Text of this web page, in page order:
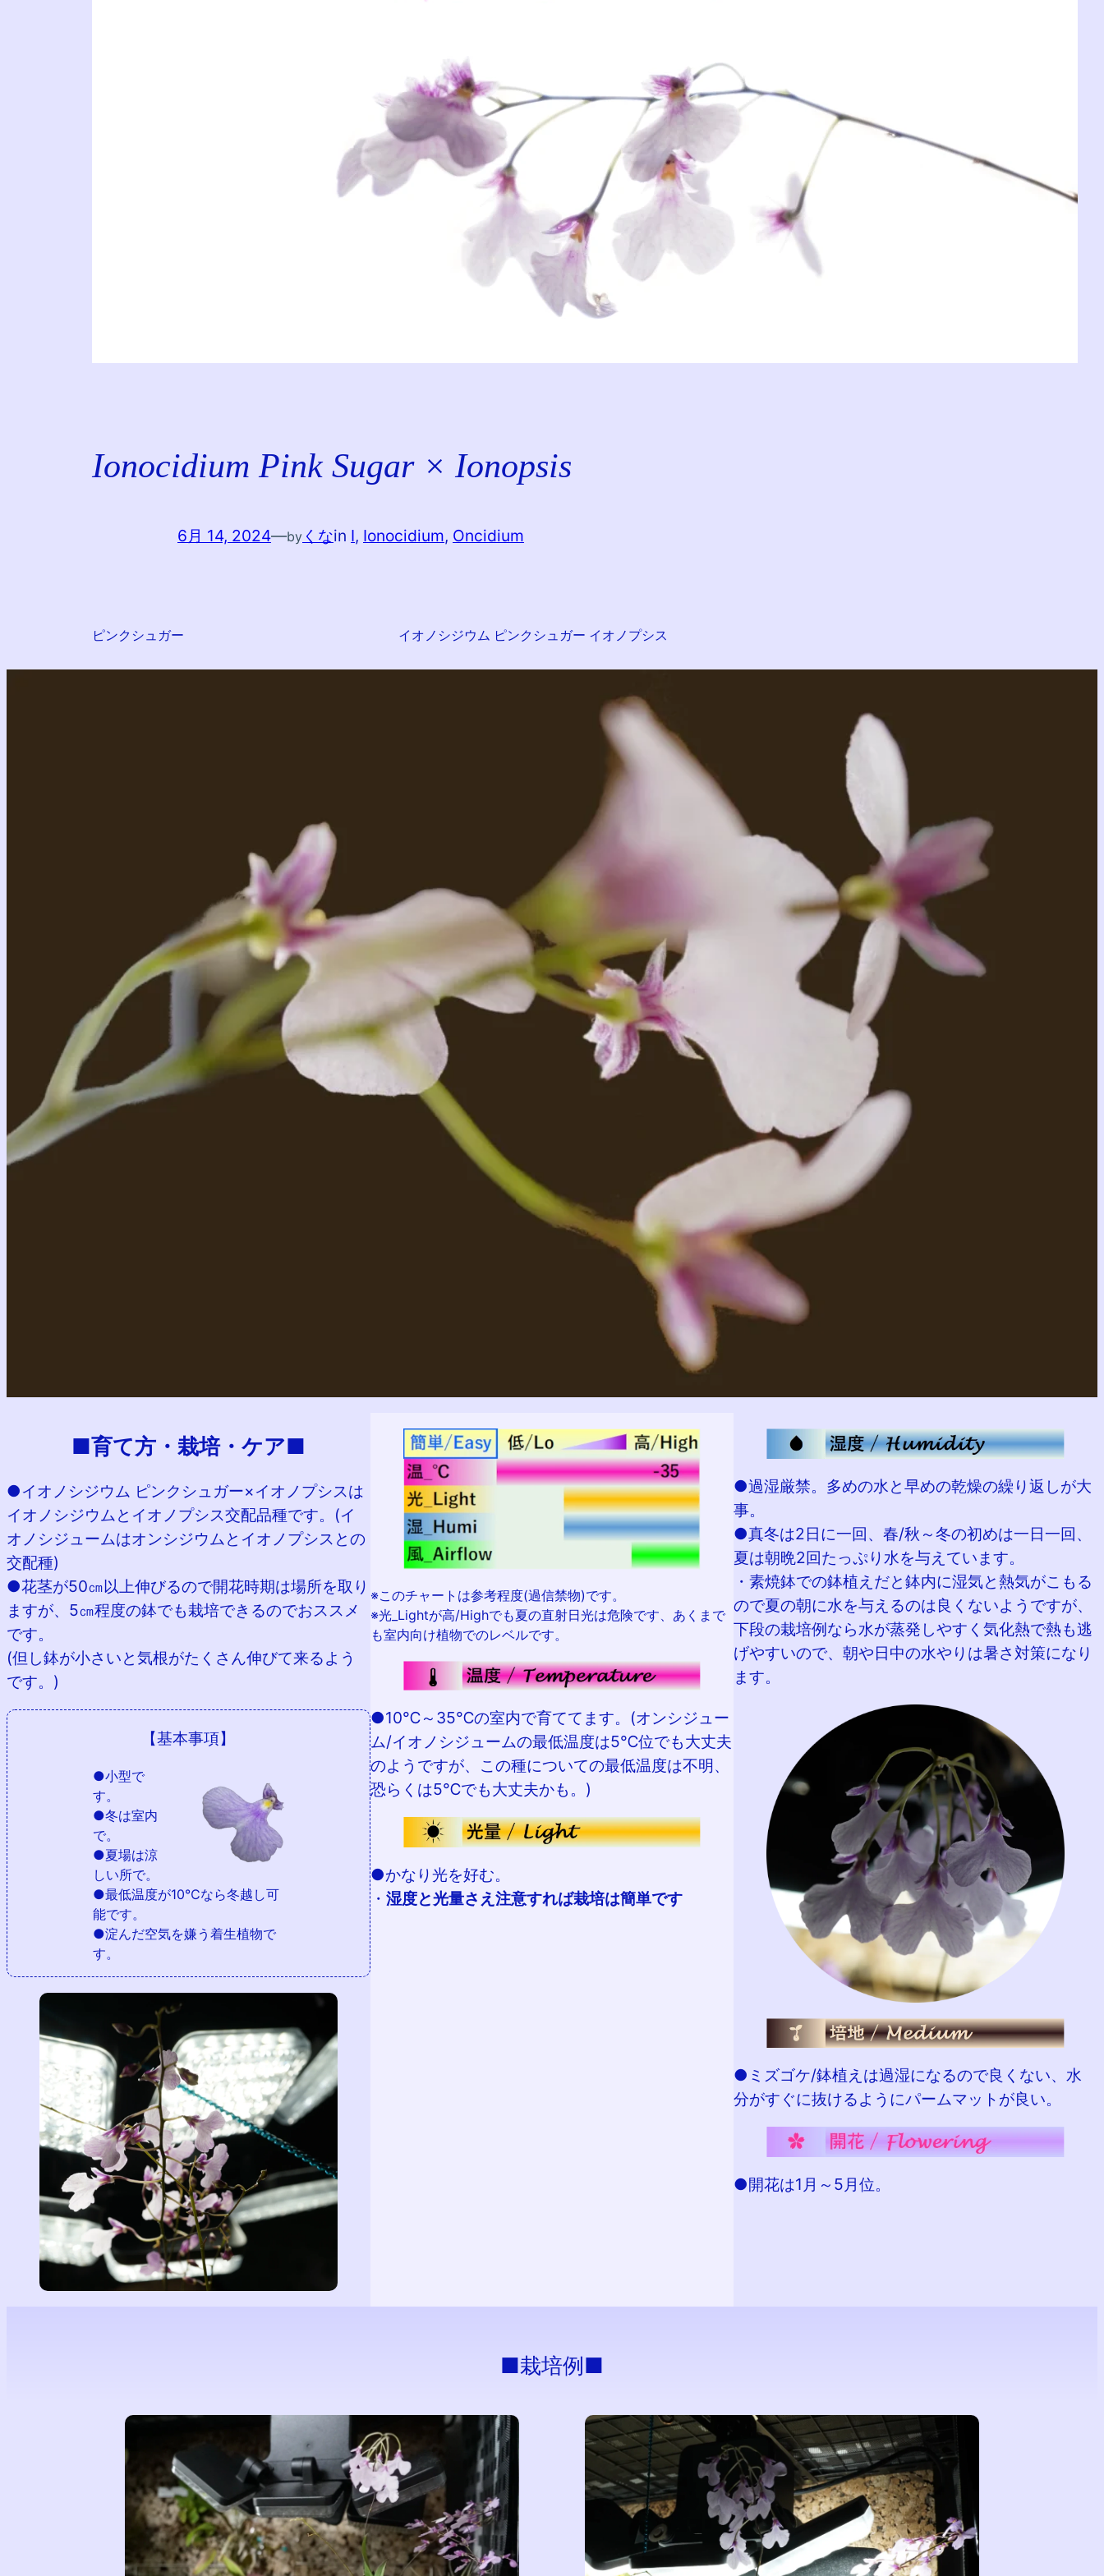
Ionocidium Pink Sugar × Ionopsis
6月 14, 2024—by くなin I, Ionocidium, Oncidium
ピンクシュガー イオノシジウム ピンクシュガー イオノプシス
■育て方・栽培・ケア■
●イオノシジウム ピンクシュガー×イオノプシスは
イオノシジウムとイオノプシス交配品種です。(イ
オノシジュームはオンシジウムとイオノプシスとの
交配種)
●花茎が50㎝以上伸びるので開花時期は場所を取り
ますが、5㎝程度の鉢でも栽培できるのでおススメ
です。
(但し鉢が小さいと気根がたくさん伸びて来るよう
です。)
【基本事項】
●小型で
す。
●冬は室内
で。
●夏場は涼
しい所で。
●最低温度が10℃なら冬越し可
能です。
●淀んだ空気を嫌う着生植物で
す。
※このチャートは参考程度(過信禁物)です。
※光_Lightが高/Highでも夏の直射日光は危険です、あくまで
も室内向け植物でのレベルです。
●10℃～35℃の室内で育ててます。(オンシジュー
ム/イオノシジュームの最低温度は5℃位でも大丈夫
のようですが、この種についての最低温度は不明、
恐らくは5℃でも大丈夫かも。)
●かなり光を好む。
・ 湿度と光量さえ注意すれば栽培は簡単です
●過湿厳禁。多めの水と早めの乾燥の繰り返しが大
事。
●真冬は2日に一回、春/秋～冬の初めは一日一回、
夏は朝晩2回たっぷり水を与えています。
・素焼鉢での鉢植えだと鉢内に湿気と熱気がこもる
ので夏の朝に水を与えるのは良くないようですが、
下段の栽培例なら水が蒸発しやすく気化熱で熱も逃
げやすいので、朝や日中の水やりは暑さ対策になり
ます。
●ミズゴケ/鉢植えは過湿になるので良くない、水
分がすぐに抜けるようにパームマットが良い。
●開花は1月～5月位。
■栽培例■